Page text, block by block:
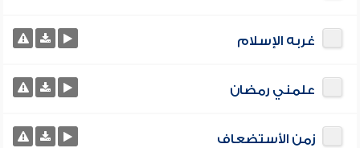
غربه الإسلام
علمني رمضان
زمن الأستضعاف